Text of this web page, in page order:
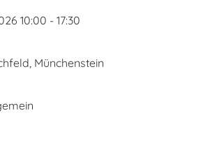
10:00 - 17:30
Münchenstein